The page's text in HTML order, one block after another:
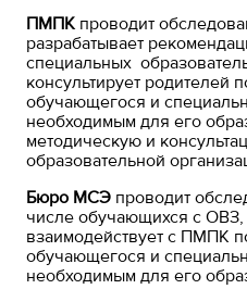
ПМПК проводит
разрабатывает
специальных
консультирует родителей
обучающегося и
необходимым для его
методическую и
образовательной
Бюро МСЭ проводит
числе обучающихся с
взаимодействует с ПМПК
обучающегося и
необходимым для его